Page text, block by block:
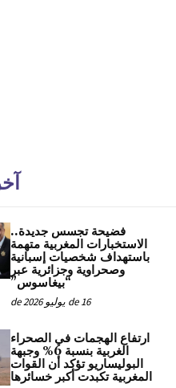
فضيحة تجسس جديدة..
الاستخبارات المغربية متهمة
باستهداف شخصيات إسبانية
وصحراوية وجزائرية عبر
“بيغاسوس”
16 de يوليو de 2026
ارتفاع الهجمات في الصحراء
الغربية بنسبة 6% وجبهة
البوليساريو تؤكد أن القوات
المغربية تكبدت أكبر خسائرها